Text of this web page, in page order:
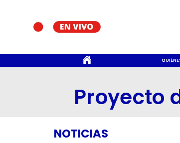
Proyecto
NOTICIAS